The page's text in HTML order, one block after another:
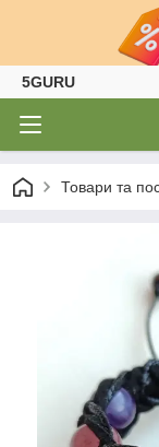
5GURU
Товари та